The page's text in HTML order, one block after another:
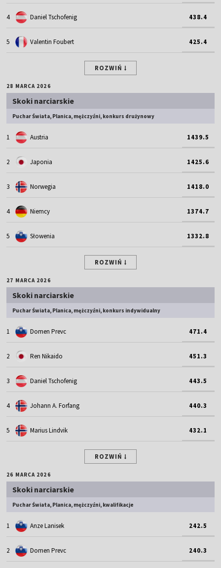
4 Daniel Tschofenig 438.4
5 Valentin Foubert 425.4
ROZWIŃ
28 MARCA 2026
Skoki narciarskie
Puchar Świata, Planica, mężczyźni, konkurs drużynowy
1 Austria 1439.5
2 Japonia 1425.6
3 Norwegia 1418.0
4 Niemcy 1374.7
5 Słowenia 1332.8
ROZWIŃ
27 MARCA 2026
Skoki narciarskie
Puchar Świata, Planica, mężczyźni, konkurs indywidualny
1 Domen Prevc 471.4
2 Ren Nikaido 451.3
3 Daniel Tschofenig 443.5
4 Johann A. Forfang 440.3
5 Marius Lindvik 432.1
ROZWIŃ
26 MARCA 2026
Skoki narciarskie
Puchar Świata, Planica, mężczyźni, kwalifikacje
1 Anze Lanisek 242.5
2 Domen Prevc 240.3